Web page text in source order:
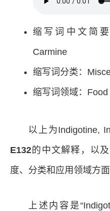
缩写词中文简要
Carmine
缩写词分类：
缩写词领域：
以上为Indigotine,
E132的中文解释，以
度、分类和应用领域方面
上述内容是